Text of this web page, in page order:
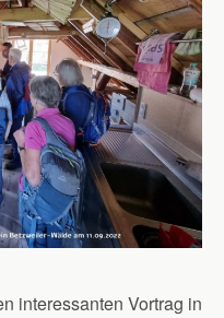
interessanten Vortrag in